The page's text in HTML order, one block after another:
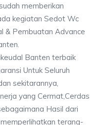
memberikan
kegiatan Sedot Wc
& Pembuatan Advance
Banten terbaik
Untuk Seluruh
sekitarannya,
yang Cermat,Cerdas
Hasil dari
terang-